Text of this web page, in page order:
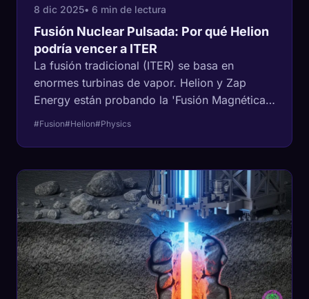
8 dic 2025• 6 min de lectura
Fusión Nuclear Pulsada: Por qué Helion
podría vencer a ITER
La fusión tradicional (ITER) se basa en
enormes turbinas de vapor. Helion y Zap
Energy están probando la 'Fusión Magnética
completo el ciclo de vapor.
#Fusion#Helion#Physics